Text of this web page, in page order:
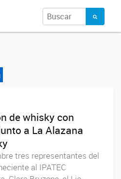
de whisky con
a La Alazana
tres representantes del
al IPATEC